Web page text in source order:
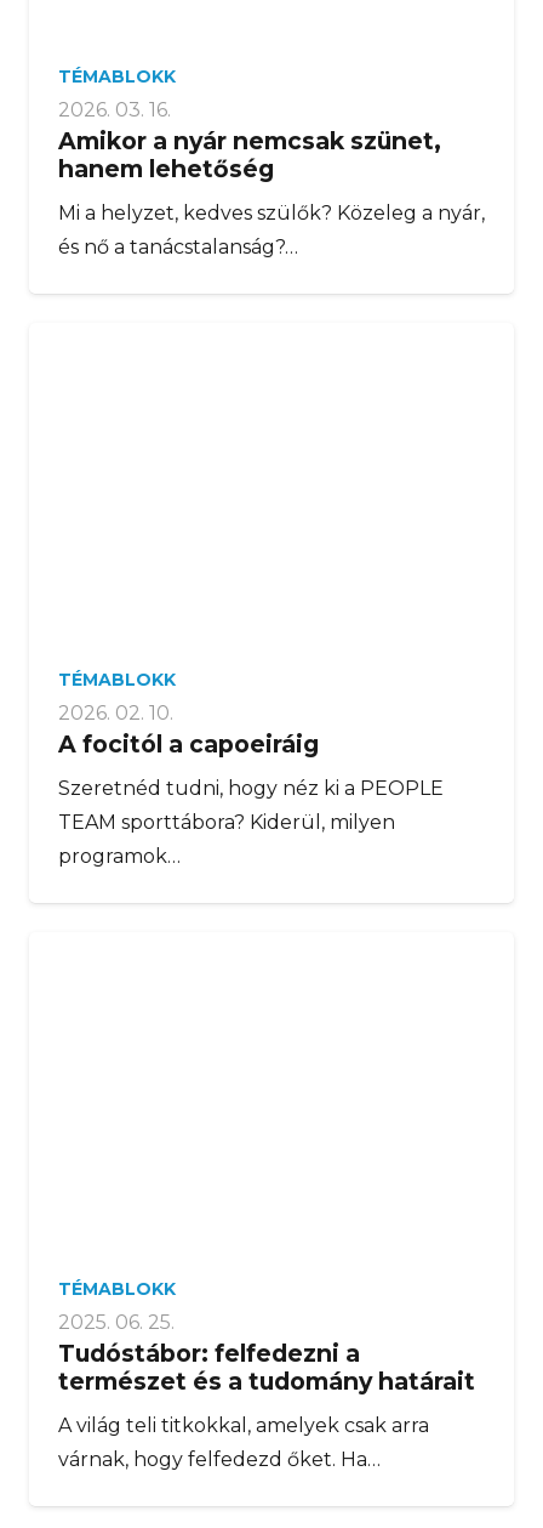
TÉMABLOKK
2026. 03. 16.
Amikor a nyár nemcsak szünet,
hanem lehetőség
Mi a helyzet, kedves szülők? Közeleg a nyár,
és nő a tanácstalanság?…
TÉMABLOKK
2026. 02. 10.
A focitól a capoeiráig
Szeretnéd tudni, hogy néz ki a PEOPLE
TEAM sporttábora? Kiderül, milyen
programok…
TÉMABLOKK
2025. 06. 25.
Tudóstábor: felfedezni a
természet és a tudomány határait
A világ teli titkokkal, amelyek csak arra
várnak, hogy felfedezd őket. Ha…